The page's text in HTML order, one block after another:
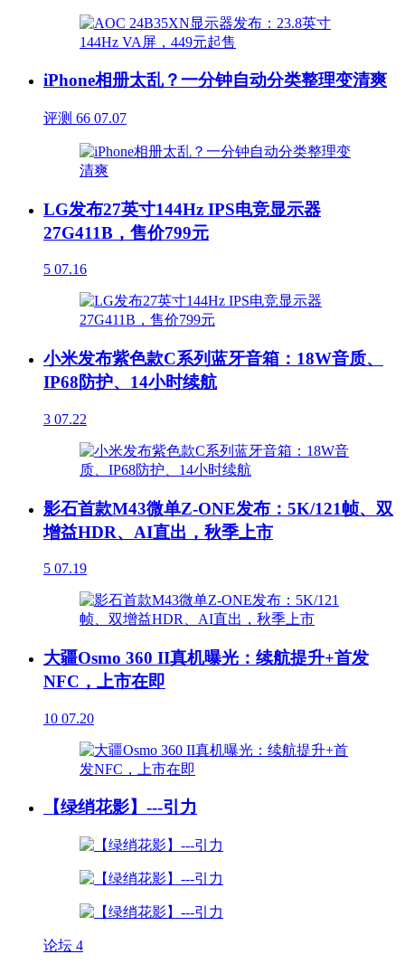
iPhone相册太乱？一分钟自动分类整理变清爽
评测 66 07.07
LG发布27英寸144Hz IPS电竞显示器
27G411B，售价799元
5 07.16
小米发布紫色款C系列蓝牙音箱：18W音质、
IP68防护、14小时续航
3 07.22
影石首款M43微单Z-ONE发布：5K/121帧、双
增益HDR、AI直出，秋季上市
5 07.19
大疆Osmo 360 II真机曝光：续航提升+首发
NFC，上市在即
10 07.20
【绿绡花影】---引力
论坛 4